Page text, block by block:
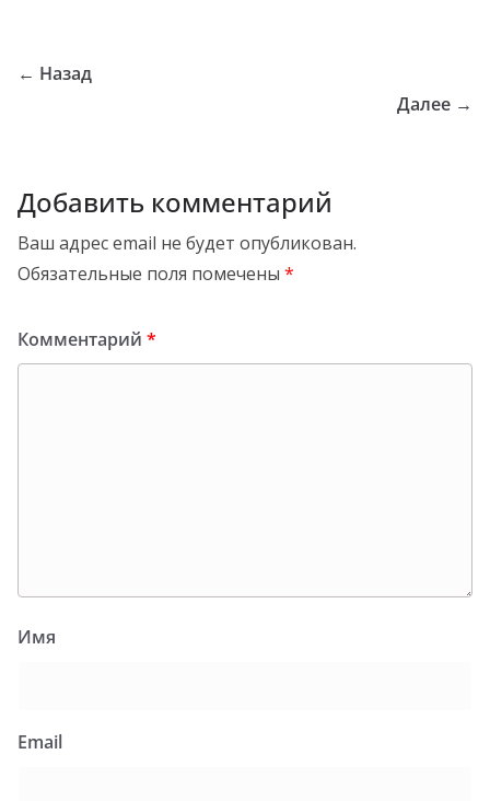
← Назад
Далее →
Добавить комментарий
Ваш адрес email не будет опубликован.
Обязательные поля помечены *
Комментарий *
Имя
Email